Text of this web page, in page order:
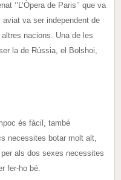
‘’L’Òpera de Paris’’ que va
va ser independent de
altres nacions. Una de les
la de Rússia, el Bolshoi,
és fàcil, també
necessites botar molt alt,
als dos sexes necessites
fer-ho bé.